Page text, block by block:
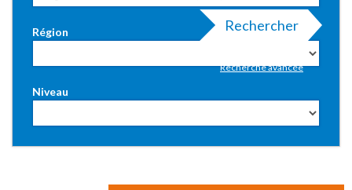
Région
Niveau
Rechercher
Recherche avancée